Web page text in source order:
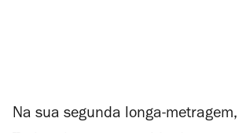
Na sua segunda longa-